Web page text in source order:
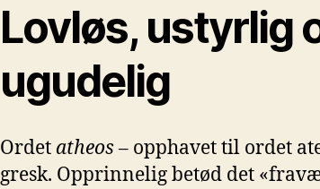
Lovløs, ustyrlig
ugudelig
Ordet atheos– opphavet til ordet
gresk. Opprinnelig betød det